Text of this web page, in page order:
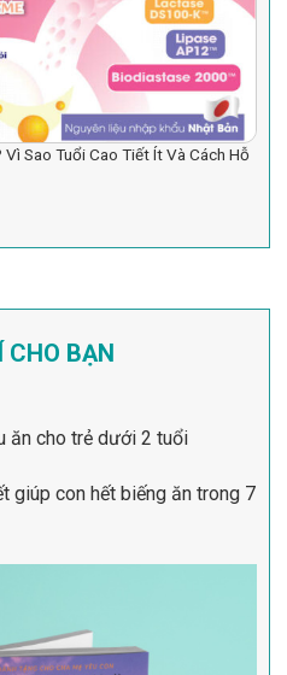
Vì Sao Tuổi Cao Tiết Ít Và Cách Hỗ
CHO BẠN
ăn cho trẻ dưới 2 tuổi
giúp con hết biếng ăn trong 7